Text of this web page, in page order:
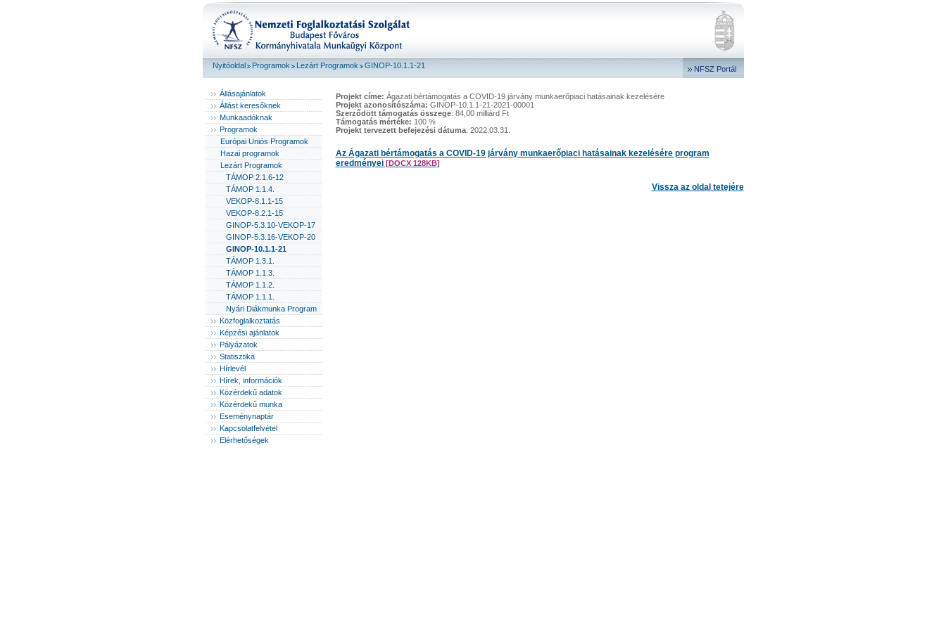
Nyitóoldal Programok Lezárt Programok GINOP-10.1.1-21 NFSZ Portál
Állásajánlatok
Állást keresőknek
Munkaadóknak
Programok
Európai Uniós Programok
Hazai programok
Lezárt Programok
TÁMOP 2.1.6-12
TÁMOP 1.1.4.
VEKOP-8.1.1-15
VEKOP-8.2.1-15
GINOP-5.3.10-VEKOP-17
GINOP-5.3.16-VEKOP-20
GINOP-10.1.1-21
TÁMOP 1.3.1.
TÁMOP 1.1.3.
TÁMOP 1.1.2.
TÁMOP 1.1.1.
Nyári Diákmunka Program
Közfoglalkoztatás
Képzési ajánlatok
Pályázatok
Statisztika
Hírlevél
Hírek, információk
Közérdekű adatok
Közérdekű munka
Eseménynaptár
Kapcsolatfelvétel
Elérhetőségek
Projekt címe: Ágazati bértámogatás a COVID-19 járvány munkaerőpiaci hatásainak kezelésére
Projekt azonosítószáma: GINOP-10.1.1-21-2021-00001
Szerződött támogatás összege: 84,00 milliárd Ft
Támogatás mértéke: 100 %
Projekt tervezett befejezési dátuma: 2022.03.31.
Az Ágazati bértámogatás a COVID-19 járvány munkaerőpiaci hatásainak kezelésére program
eredményei[DOCX 128KB]
Vissza az oldal tetejére